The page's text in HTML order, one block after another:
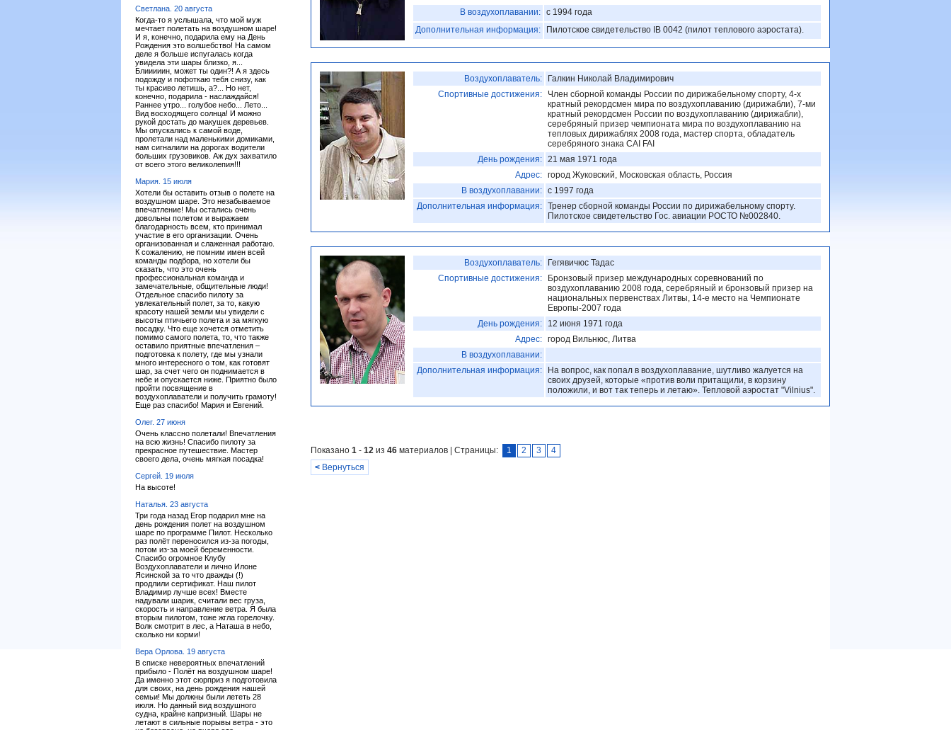
Светлана. 20 августа
Когда-то я услышала, что мой муж
мечтает полетать на воздушном шаре!
И я, конечно, подарила ему на День
Рождения это волшебство! На самом
деле я больше испугалась когда
увидела эти шары близко, я...
Блииииин, может ты один?! А я здесь
подожду и пофоткаю тебя снизу, как
ты красиво летишь, а?... Но нет,
конечно, подарила - наслаждайся!
Раннее утро... голубое небо... Лето...
Вид восходящего солнца! И можно
рукой достать до макушек деревьев.
Мы опускались к самой воде,
пролетали над маленькими домиками,
нам сигналили на дорогах водители
больших грузовиков. Аж дух захватило
от всего этого великолепия!!!
Мария. 15 июля
Хотели бы оставить отзыв о полете на
воздушном шаре. Это незабываемое
впечатление! Мы остались очень
довольны полетом и выражаем
благодарность всем, кто принимал
участие в его организации. Очень
организованная и слаженная работаю.
К сожалению, не помним имен всей
команды подбора, но хотели бы
сказать, что это очень
профессиональная команда и
замечательные, общительные люди!
Отдельное спасибо пилоту за
увлекательный полет, за то, какую
красоту нашей земли мы увидели с
высоты птичьего полета и за мягкую
посадку. Что еще хочется отметить
помимо самого полета, то, что также
оставило приятные впечатления –
подготовка к полету, где мы узнали
много интересного о том, как готовят
шар, за счет чего он поднимается в
небе и опускается ниже. Приятно было
пройти посвящение в
воздухоплаватели и получить грамоту!
Еще раз спасибо! Мария и Евгений.
Олег. 27 июня
Очень классно полетали! Впечатления
на всю жизнь! Спасибо пилоту за
прекрасное путешествие. Мастер
своего дела, очень мягкая посадка!
Сергей. 19 июля
На высоте!
Наталья. 23 августа
Три года назад Егор подарил мне на
день рождения полет на воздушном
шаре по программе Пилот. Несколько
раз полёт переносился из-за погоды,
потом из-за моей беременности.
Спасибо огромное Клубу
Воздухоплаватели и лично Илоне
Ясинской за то что дважды (!)
продлили сертификат. Наш пилот
Владимир лучше всех! Вместе
надували шарик, считали вес груза,
скорость и направление ветра. Я была
вторым пилотом, тоже жгла горелочку.
Волк смотрит в лес, а Наташа в небо,
сколько ни корми!
Вера Орлова. 19 августа
В списке невероятных впечатлений
прибыло - Полёт на воздушном шаре!
Да именно этот сюрприз я подготовила
для своих, на день рождения нашей
семьи! Мы должны были лететь 28
июля. Но данный вид воздушного
судна, крайне капризный. Шары не
летают в сильные порывы ветра - это
В воздухоплавании: с 1994 года
Дополнительная информация:
Пилотское свидетельство IB 0042 (пилот теплового аэростата).
Воздухоплаватель:
Галкин Николай Владимирович
Спортивные достижения:
Член сборной команды России по дирижабельному спорту, 4-х
кратный рекордсмен мира по воздухоплаванию (дирижабли), 7-ми
кратный рекордсмен России по воздухоплаванию (дирижабли),
серебряный призер чемпионата мира по воздухоплаванию на
тепловых дирижаблях 2008 года, мастер спорта, обладатель
серебряного знака CAI FAI
День рождения: 21 мая 1971 года
Адрес: город Жуковский, Московская область, Россия
В воздухоплавании: с 1997 года
Дополнительная информация: Тренер сборной команды России по дирижабельному спорту.
Пилотское свидетельство Гос. авиации РОСТО №002840.
Воздухоплаватель:
Гегявичюс Тадас
Спортивные достижения:
Бронзовый призер международных соревнований по
воздухоплаванию 2008 года, серебряный и бронзовый призер на
национальных первенствах Литвы, 14-е место на Чемпионате
Европы-2007 года
День рождения:
12 июня 1971 года
Адрес: город Вильнюс, Литва
В воздухоплавании:
Дополнительная информация:
На вопрос, как попал в воздухоплавание, шутливо жалуется на
своих друзей, которые «против воли притащили, в корзину
положили, и вот так теперь и летаю». Тепловой аэростат "Vilnius".
Показано 1 - 12 из 46 материалов | Страницы: 1 2 3
4
< Вернуться